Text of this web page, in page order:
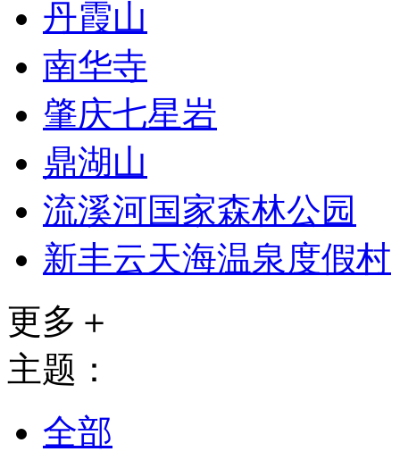
丹霞山
南华寺
肇庆七星岩
鼎湖山
流溪河国家森林公园
新丰云天海温泉度假村
更多＋
主题：
全部